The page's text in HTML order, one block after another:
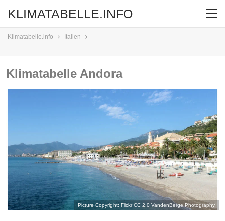
KLIMATABELLE.INFO
Klimatabelle.info Italien
Klimatabelle Andora
Picture Copyright: Flickr CC 2.0 VandenBerge Photography